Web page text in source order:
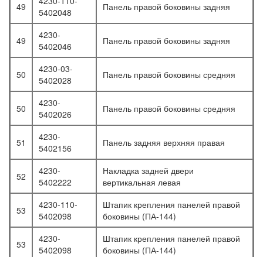
49
5402048
Панель правой боковины задняя
49
4230-
5402046
Панель правой боковины задняя
50
4230-03-
5402028
Панель правой боковины средняя
50
4230-
5402026
Панель правой боковины средняя
51
4230-
5402156
Панель задняя верхняя правая
52
4230-
5402222
Накладка задней двери
вертикальная левая
53
4230-110-
5402098
Штапик крепления панелей правой
боковины (ПА-144)
53
4230-
5402098
Штапик крепления панелей правой
боковины (ПА-144)